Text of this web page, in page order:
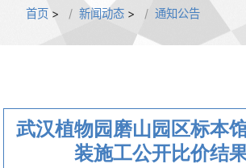
首页 > 新闻动态 > 通知公告
武汉植物园磨山园区标本
装施工公开比价结